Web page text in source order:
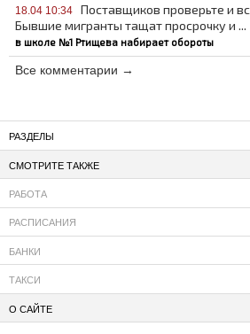
18.04 10:34
Поставщиков проверьте и
Бывшие мигранты тащат просрочку и
в школе №1 Ртищева набирает обороты
Все комментарии →
РАЗДЕЛЫ
СМОТРИТЕ ТАКЖЕ
РАБОТА
РАСПИСАНИЯ
БАНКИ
ТАКСИ
О САЙТЕ